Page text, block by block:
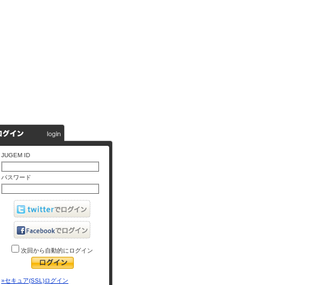
JUGEM ID
パスワード
次回から自動的にログイン
»セキュア(SSL)ログイン